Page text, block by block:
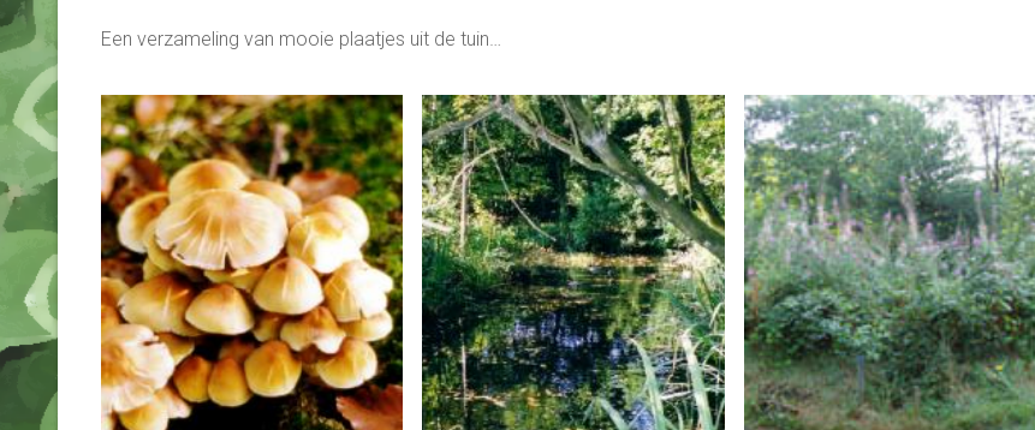
Een verzameling van mooie plaatjes uit de tuin…